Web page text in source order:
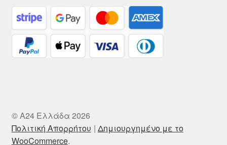
© A24 Ελλάδα 2026
Πολιτική Απορρήτου
Δημιουργημένο με το
WooCommerce.